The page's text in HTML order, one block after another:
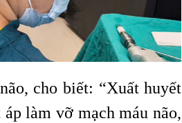
cho biết: “Xuất huyết
làm vỡ mạch máu não,